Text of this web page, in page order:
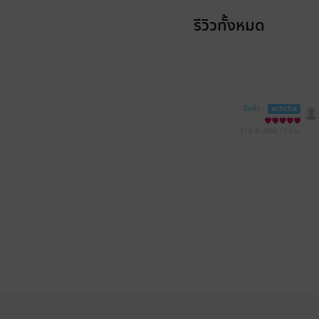
รีวิวทั้งหมด
มีแล้ว - achcha